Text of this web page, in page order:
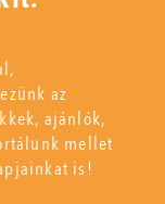
az
ajánlók,
mellet
is!